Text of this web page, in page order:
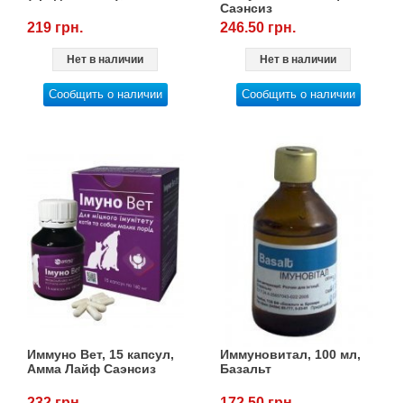
219 грн.
Нет в наличии
Сообщить о наличии
Саэнсиз
246.50 грн.
Нет в наличии
Сообщить о наличии
Иммуно Вет, 15 капсул,
Амма Лайф Саэнсиз
Иммуновитал, 100 мл,
Базальт